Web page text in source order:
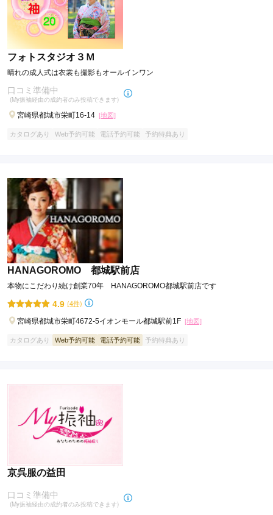
フォトスタジオ３Ｍ
晴れの成人式は衣裳も撮影もオールインワン
口コミ準備中
(My振袖経由の成約者のみ投稿できます)
宮崎県都城市栄町16-14 [地図]
カタログあり Web予約可能 電話予約可能 予約特典あり
HANAGOROMO 都城駅前店
本物にこだわり続け創業70年 HANAGOROMO都城駅前店です
4.9 (4件)
宮崎県都城市栄町4672-5イオンモール都城駅前1F [地図]
カタログあり Web予約可能 電話予約可能 予約特典あり
京呉服の益田
口コミ準備中
(My振袖経由の成約者のみ投稿できます)